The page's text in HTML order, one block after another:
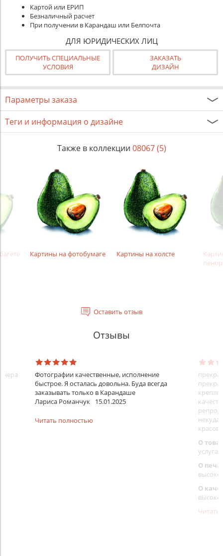
Картой или ЕРИП
Безналичный расчет
При получении в Карандаш или Белпочта
ДЛЯ ЮРИДИЧЕСКИХ ЛИЦ
ПОЛУЧИТЬ СПЕЦИАЛЬНЫЕ
УСЛОВИЯ
ЗАКАЗАТЬ
ДИЗАЙН
Параметры заказа
Теги и информация о дизайне
Также в коллекции 08067 (5)
Картины на фотобумаге Картины на холсте
Оставить отзыв
Отзывы
Фотографии качественные, исполнение
быстрое. Я осталась довольна. Буда всегда
заказывать только в Карандаше
Лариса Романчук
15.01.2025
Читать полностью
О
услуга
О
О
Читать